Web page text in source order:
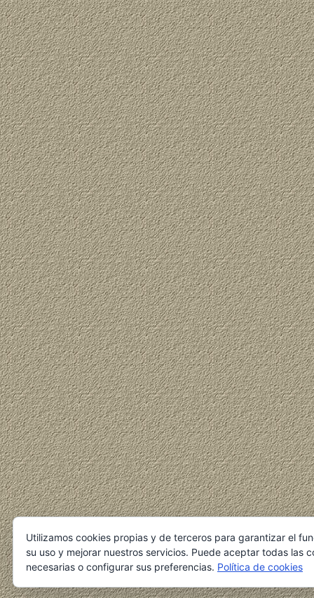
Utilizamos cookies propias y de terceros para garantizar el
su uso y mejorar nuestros servicios. Puede aceptar todas las
necesarias o configurar sus preferencias. Política de cookies